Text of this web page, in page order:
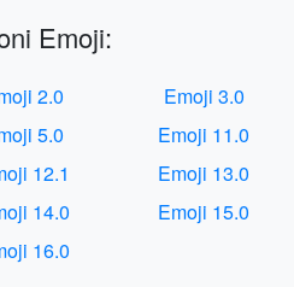
Emoji:
2.0
Emoji 3.0
5.0
Emoji 11.0
12.1
Emoji 13.0
14.0
Emoji 15.0
16.0